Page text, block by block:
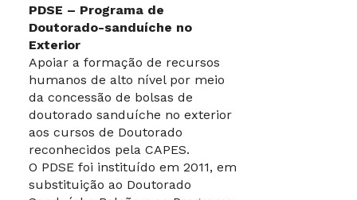
PDSE – Programa de
Doutorado-sanduíche no
Exterior
Apoiar a formação de recursos
humanos de alto nível por meio
da concessão de bolsas de
doutorado sanduíche no exterior
aos cursos de Doutorado
reconhecidos pela CAPES.
O PDSE foi instituído em 2011, em
substituição ao Doutorado